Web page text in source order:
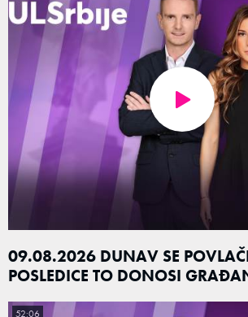
09.08.2026 DUNAV SE
POSLEDICE TO DONOSI
52:06